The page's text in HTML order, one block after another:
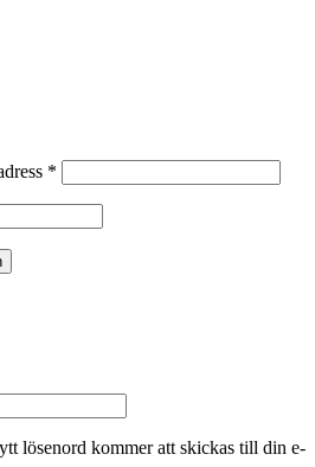
*
lösenord kommer att skickas till din e-